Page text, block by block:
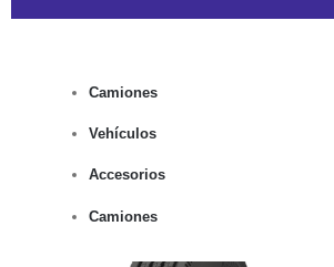
Camiones
Vehículos
Accesorios
Camiones